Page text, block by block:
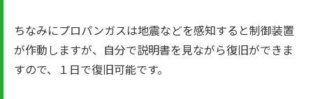
ちなみにプロパンガスは地震などを感知すると制御装置
が作動しますが、自分で説明書を見ながら復旧ができま
すので、１日で復旧可能です。